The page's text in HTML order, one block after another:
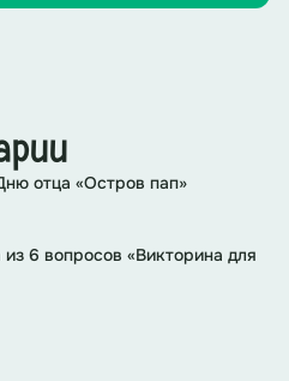
отца «Остров пап»
6 вопросов «Викторина для